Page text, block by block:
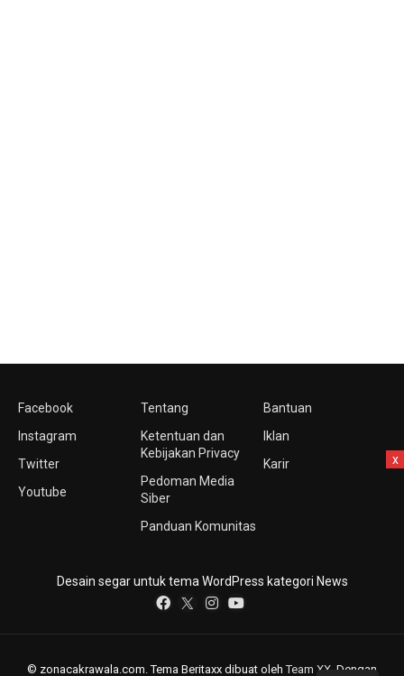
Facebook
Instagram
Twitter
Youtube
Tentang
Ketentuan dan
Kebijakan Privacy
Pedoman Media
Siber
Panduan Komunitas
Bantuan
Iklan
Karir
Desain segar untuk tema WordPress kategori News
© zonacakrawala.com. Tema Beritaxx dibuat olehTeam XX . Dengan
x